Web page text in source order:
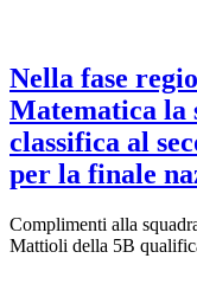
Nella fase
Matematica la
classifica al
per la finale
Complimenti alla
Mattioli della 5B